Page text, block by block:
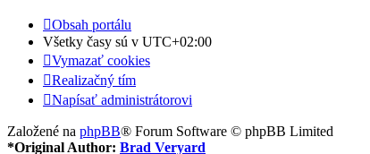
Obsah portálu
Všetky časy sú v UTC+02:00
Vymazať cookies
Realizačný tím
Napísať administrátorovi
Založené na phpBB® Forum Software © phpBB Limited
*Original Author: Brad Veryard